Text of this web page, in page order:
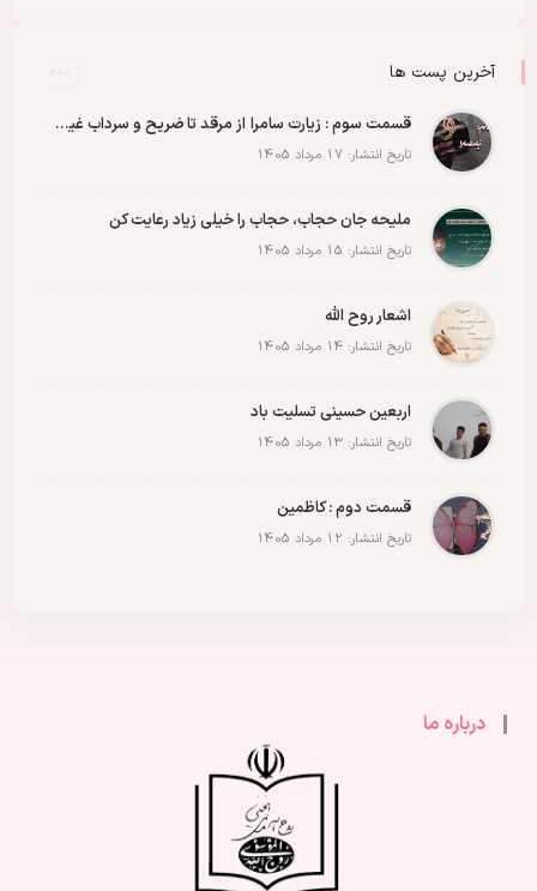
مادران شهدا
مجمع دختران روح اللهآخرین پست ها
قسمت سوم : زیارت سامرا از مرقد تا ضریح و سرداب غیبت امام زمان عجل الله رو با عشق ببینید
تاریخ انتشار: 17 مرداد 1405
ملیحه جان حجاب، حجاب را خیلی زیاد رعایت کن
تاریخ انتشار: 15 مرداد 1405
اشعار روح الله
تاریخ انتشار: 14 مرداد 1405
اربعین حسینی تسلیت باد
تاریخ انتشار: 13 مرداد 1405
قسمت دوم : کاظمین
تاریخ انتشار: 12 مرداد 1405
درباره ما